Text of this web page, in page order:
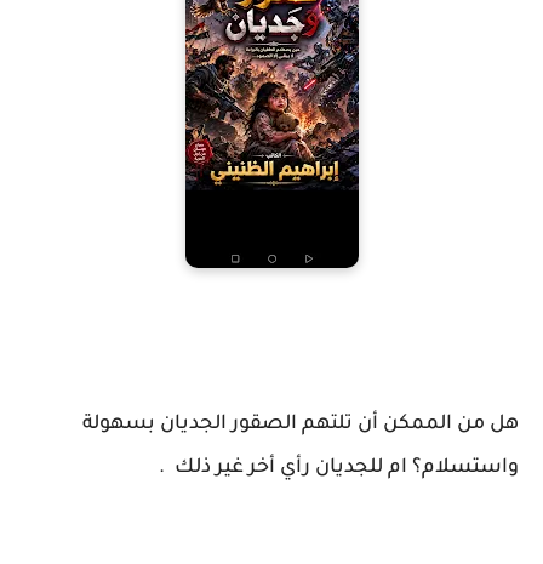
هل من الممكن أن تلتهم الصقور الجديان بسهولة
واستسلام؟ ام للجديان رأي أخر غير ذلك .